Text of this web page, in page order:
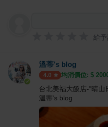
給
溫蒂’s blog
4.0 均消價位: $
台北美福大飯店-"晴
溫蒂's blog